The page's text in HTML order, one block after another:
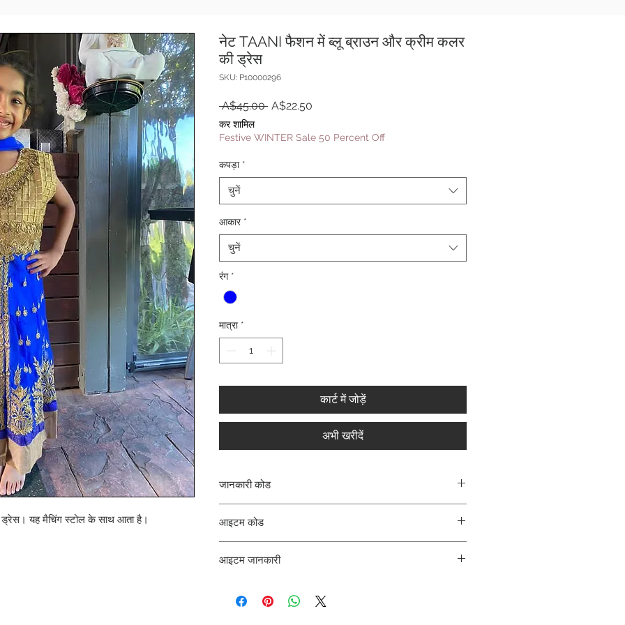
यह मैचिंग स्टोल के साथ आता है।
नेट TAANI फैशन में ब्लू ब्राउन और क्रीम कलर
की ड्रेस
SKU: P10000296
A$45.00 नियमित
A$22.50
कर शामिल
Festive WINTER Sale 50 Percent Off
कपड़ा *
चुनें
आकार *
चुनें
रंग *
मात्रा *
कार्ट में जोड़ें
अभी खरीदें
जानकारी कोड
आइटम कोड
आइटम जानकारी